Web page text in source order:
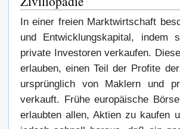
In einer freien Marktwirtschaft
und Entwicklungskapital,
private Investoren verkaufen.
erlauben, einen Teil der Profite
ursprünglich von Maklern und
verkauft. Frühe europäische
erlaubten allen, Aktien zu kaufen